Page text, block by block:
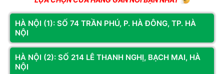
Màu sắc Đen
Chất liệu
Khung thép SPCC 0.45mm &amp Sơn tĩnh điện,
Mặt và sườn kính cường lực dày 4mm
HÀ NỘI (1): SỐ 74 TRẦN PHÚ, P. HÀ ĐÔNG, TP. HÀ
NỘI
HÀ NỘI (2): SỐ 214 LÊ THANH NGHỊ, BẠCH MAI, HÀ
NỘI